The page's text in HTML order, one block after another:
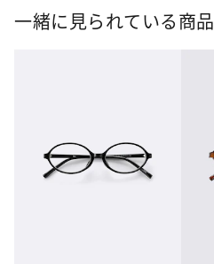
一緒に見られている商品